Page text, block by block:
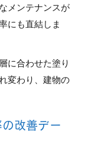
メンテナンスが
にも直結しま
に合わせた塗り
変わり、建物の
改善デー